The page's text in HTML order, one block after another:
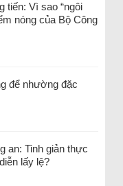
tiến: Vì sao “ngôi
nóng của Bộ Công
để nhường đặc
an: Tinh giản thực
lấy lệ?